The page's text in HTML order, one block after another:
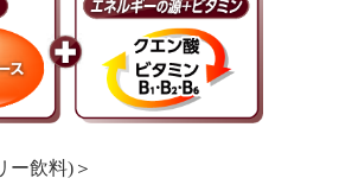
ー飲料)＞